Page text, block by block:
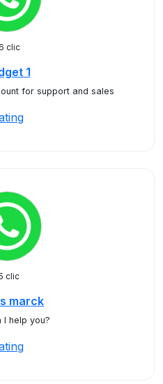
clic
1
for support and sales
clic
marck
I help you?